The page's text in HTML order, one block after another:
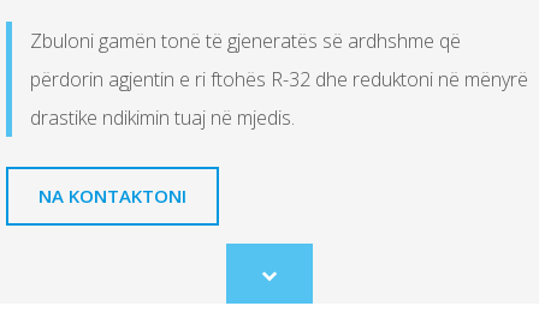
Zbuloni gamën tonë të gjeneratës së ardhshme që
përdorin agjentin e ri ftohës R-32 dhe reduktoni në mënyrë
drastike ndikimin tuaj në mjedis.
NA KONTAKTONI
Scroll
to